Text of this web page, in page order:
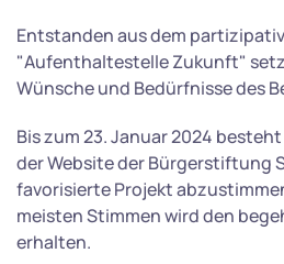
Entstanden aus dem
"Aufenthaltestelle Zukunft"
Wünsche und Bedürfnisse des
Bis zum 23. Januar 2024
der Website der Bürgerstiftung
favorisierte Projekt
meisten Stimmen wird den
erhalten.